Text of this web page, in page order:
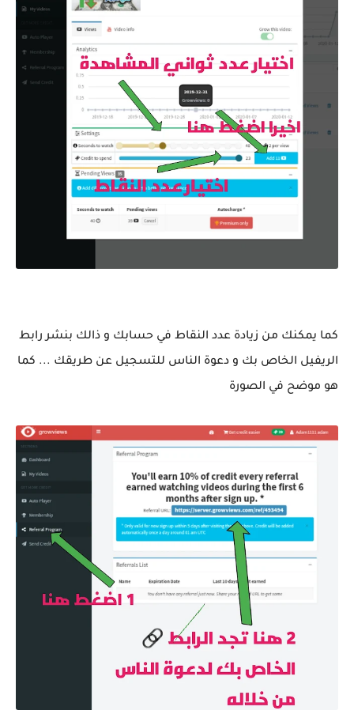
كما يمكنك من زيادة عدد النقاط في حسابك و ذالك بنشر رابط
الريفيل الخاص بك و دعوة الناس للتسجيل عن طريقك ... كما
هو موضح في الصورة